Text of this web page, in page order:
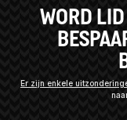
WORD
Er zijn enkele